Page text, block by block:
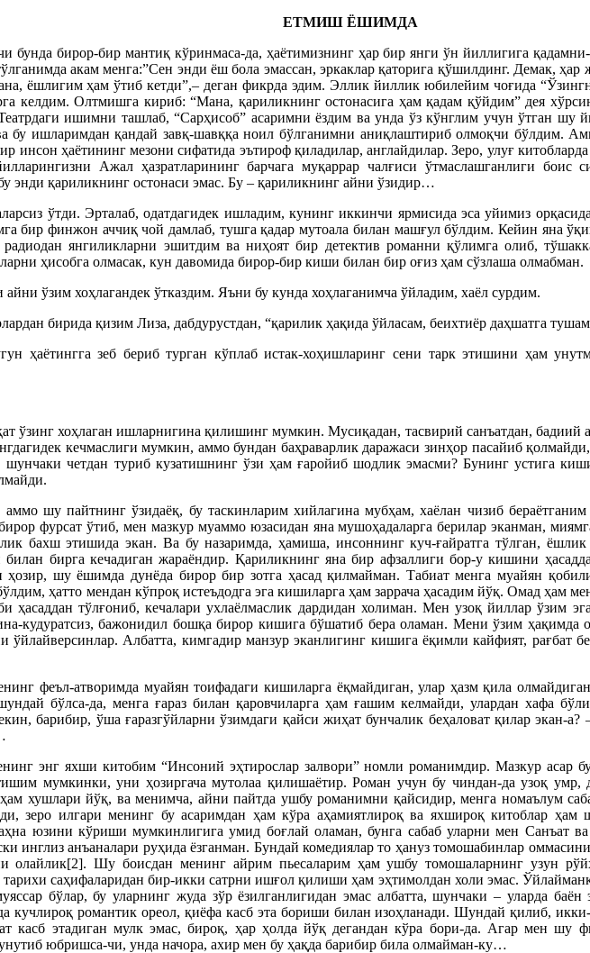
ЕТМИШ ЁШИМДА
бунда бирор-бир мантиқ кўринмаса-да, ҳаётимизнинг ҳар бир янги ўн йиллигига
акам менга:”Сен энди ёш бола эмассан, эркаклар қаторига қўшилдинг. Демак, ҳар
ёшлигим ҳам ўтиб кетди”,– деган фикрда эдим. Эллик йиллик юбилейим чоғида
келдим. Олтмишга кириб: “Мана, қариликнинг остонасига ҳам қадам қўйдим” дея
ишимни ташлаб, “Сарҳисоб” асаримни ёздим ва унда ўз кўнглим учун ўтган шу
бу ишларимдан қандай завқ-шавққа ноил бўлганимни аниқлаштириб олмоқчи бўлдим.
инсон ҳаётининг мезони сифатида эътироф қиладилар, англайдилар. Зеро, улуғ
Ажал ҳазратларининг барчага муқаррар чалғиси ўтмаслашганлиги боис
қариликнинг остонаси эмас. Бу – қариликнинг айни ўзидир…
ўтди. Эрталаб, одатдагидек ишладим, кунинг иккинчи ярмисида эса уйимиз
бир финжон аччиқ чой дамлаб, тушга қадар мутоала билан машғул бўлдим. Кейин яна
янгиликларни эшитдим ва ниҳоят бир детектив романни қўлимга олиб,
ҳисобга олмасак, кун давомида бирор-бир киши билан бир оғиз ҳам сўзлаша олмабман.
ўзим хоҳлагандек ўтказдим. Яъни бу кунда хоҳлаганимча ўйладим, хаёл сурдим.
бирида қизим Лиза, дабдурустдан, “қарилик ҳақида ўйласам, беихтиёр даҳшатга
ҳаётингга зеб бериб турган кўплаб истак-хоҳишларинг сени тарк этишини ҳам
ўзинг хоҳлаган ишларнигина қилишинг мумкин. Мусиқадан, тасвирий санъатдан, бадиий
кечмаслиги мумкин, аммо бундан баҳраварлик даражаси зинҳор пасайиб
шунчаки четдан туриб кузатишнинг ўзи ҳам ғаройиб шодлик эмасми? Бунинг устига
шу пайтнинг ўзидаёқ, бу таскинларим хийлагина мубҳам, хаёлан чизиб бераётганим
фурсат ўтиб, мен мазкур муаммо юзасидан яна мушоҳадаларга берилар эканман,
бахш этишида экан. Ва бу назаримда, ҳамиша, инсоннинг куч-ғайратга тўлган, ёшлик
бирга кечадиган жараёндир. Қариликнинг яна бир афзаллиги бор-у кишини
шу ёшимда дунёда бирор бир зотга ҳасад қилмайман. Табиат менга муайян
ҳатто мендан кўпроқ истеъдодга эга кишиларга ҳам заррача ҳасадим йўқ. Омад ҳам
ҳасаддан тўлғониб, кечалари ухлаёлмаслик дардидан холиман. Мен узоқ йиллар ўзим
кудуратсиз, бажонидил бошқа бирор кишига бўшатиб бера оламан. Мени ўзим
ўйлайверсинлар. Албатта, кимгадир манзур эканлигинг кишига ёқимли кайфият, рағбат
феъл-атворимда муайян тоифадаги кишиларга ёқмайдиган, улар ҳазм қила
бўлса-да, менга ғараз билан қаровчиларга ҳам ғашим келмайди, улардан хафа
барибир, ўша ғаразгўйларни ўзимдаги қайси жиҳат бунчалик беҳаловат қилар
энг яхши китобим “Инсоний эҳтирослар залвори” номли романимдир. Мазкур асар
мумкинки, уни ҳозиргача мутолаа қилишаётир. Роман учун бу чиндан-да узоқ
хушлари йўқ, ва менимча, айни пайтда ушбу романимни қайсидир, менга номаълум
зеро илгари менинг бу асаримдан ҳам кўра аҳамиятлироқ ва яхшироқ китоблар ҳам
юзини кўриши мумкинлигига умид боғлай оламан, бунга сабаб уларни мен Санъат
инглиз анъаналари руҳида ёзганман. Бундай комедиялар то ҳануз томошабинлар
олайлик[2]. Шу боисдан менинг айрим пьесаларим ҳам ушбу томошаларнинг узун
саҳифаларидан бир-икки сатрни ишғол қилиши ҳам эҳтимолдан холи эмас.
бўлар, бу уларнинг жуда зўр ёзилганлигидан эмас албатта, шунчаки – уларда
кучлироқ романтик ореол, қиёфа касб эта бориши билан изоҳланади. Шундай қилиб,
касб этадиган мулк эмас, бироқ, ҳар ҳолда йўқ дегандан кўра бори-да. Агар мен шу
юбришса-чи, унда начора, ахир мен бу ҳақда барибир била олмайман-ку…